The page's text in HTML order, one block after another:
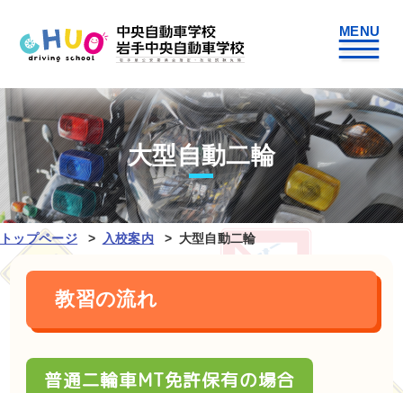
大型自動二輪
トップページ 入校案内 大型自動二輪
教習の流れ
普通二輪車MT免許保有の場合